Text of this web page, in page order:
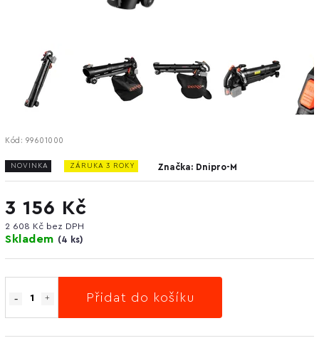
Kód: 99601000
NOVINKA ZÁRUKA 3 ROKY Značka: Dnipro-M
3 156 Kč
2 608 Kč bez DPH
Skladem (4 ks)
Přidat do košíku